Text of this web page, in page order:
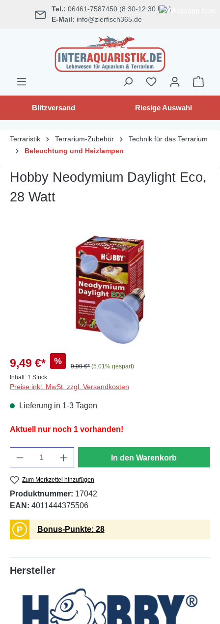
springen Tel.: 06461-7587450 (8:30-12:30 Uhr)
E-Mail: info@zierfisch365.de
Blitzversand Riesige Auswahl
Terraristik Terrarium-Zubehör
Technik für das Terrarium
Beleuchtung und Heizlampen
Hobby Neodymium Daylight Eco,
28 Watt
Bildergalerie überspringen
9,49 €* %
9,99 €* (5.01% gespart)
Inhalt: 1 Stück
Preise inkl. MwSt. zzgl. Versandkosten
Lieferung in 1-3 Tagen
Aktuell nur noch 1 vorhanden!
In den Warenkorb
Zum Merkzettel hinzufügen
Produktnummer: 17042
EAN: 4011444375506
P Bonus-Punkte: 28
Hersteller